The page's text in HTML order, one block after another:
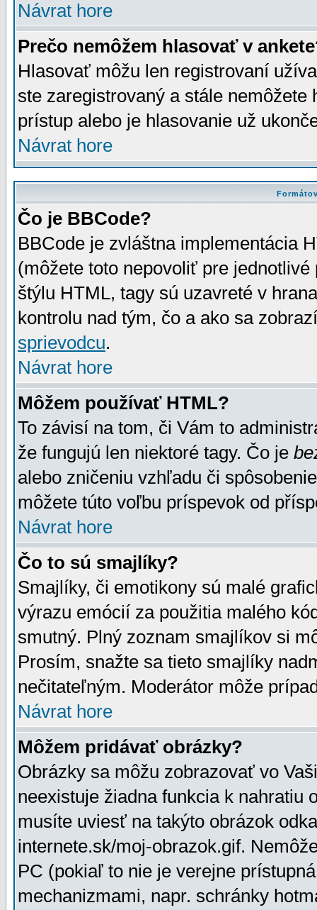
Návrat hore
Prečo nemôžem hlasovať v
Hlasovať môžu len registrovaní
ste zaregistrovaný a stále
prístup alebo je hlasovanie už
Návrat hore
Čo je BBCode?
BBCode je zvláštna implementácia
(môžete toto nepovoliť pre
štýlu HTML, tagy sú uzavreté v
kontrolu nad tým, čo a ako sa
sprievodcu.
Návrat hore
Môžem používať HTML?
To závisí na tom, či Vám to
že fungujú len niektoré tagy. Čo je
alebo zničeniu vzhľadu či
môžete túto voľbu príspevok od
Návrat hore
Čo to sú smajlíky?
Smajlíky, či emotikony sú malé
výrazu emócií za použitia malého
smutný. Plný zoznam smajlíkov si
Prosím, snažte sa tieto smajlíky
nečitateľným. Moderátor môže
Návrat hore
Môžem pridávať obrázky?
Obrázky sa môžu zobrazovať vo
neexistuje žiadna funkcia k nahratiu
musíte uviesť na takýto obrázok
internete.sk/moj-obrazok.gif.
PC (pokiaľ to nie je verejne
mechanizmami, napr. schránky